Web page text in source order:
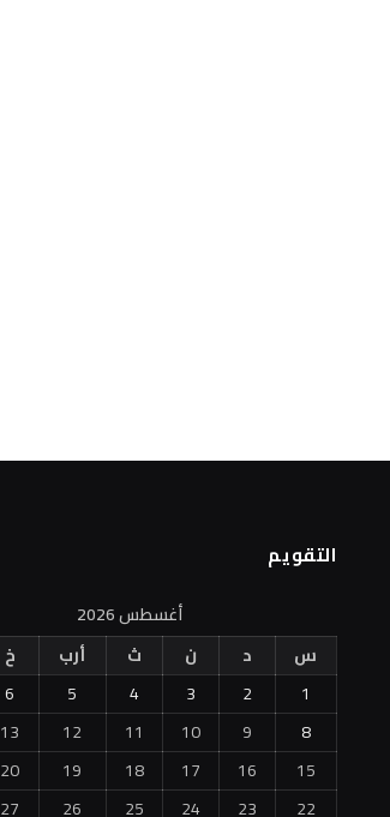
التقويم
أغسطس 2026
س
د ن ث أرب خ
1
2
3
4
5
6
8
9
10
11
12
13
15
16
17
18
19
20
22
23
24
25
26
27